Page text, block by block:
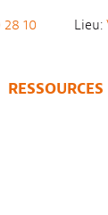
10 Lieu:
RESSOURCES